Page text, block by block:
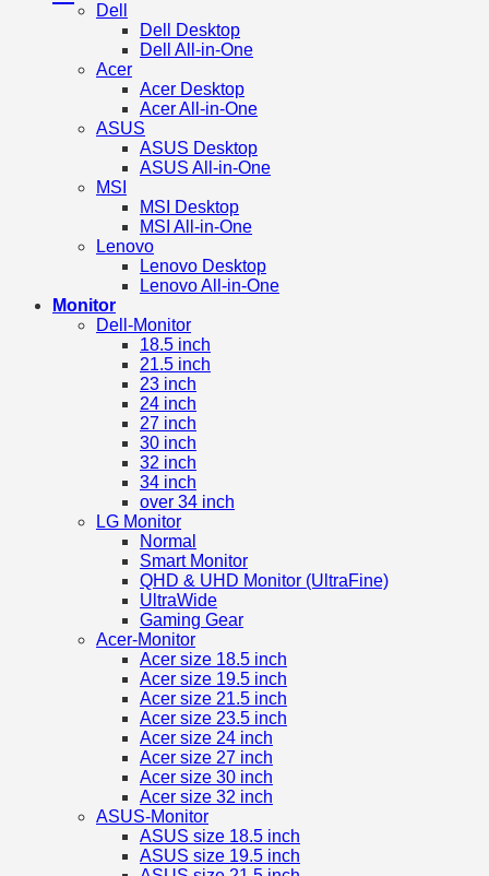
Dell
Dell Desktop
Dell All-in-One
Acer
Acer Desktop
Acer All-in-One
ASUS
ASUS Desktop
ASUS All-in-One
MSI
MSI Desktop
MSI All-in-One
Lenovo
Lenovo Desktop
Lenovo All-in-One
Monitor
Dell-Monitor
18.5 inch
21.5 inch
23 inch
24 inch
27 inch
30 inch
32 inch
34 inch
over 34 inch
LG Monitor
Normal
Smart Monitor
QHD & UHD Monitor (UltraFine)
UltraWide
Gaming Gear
Acer-Monitor
Acer size 18.5 inch
Acer size 19.5 inch
Acer size 21.5 inch
Acer size 23.5 inch
Acer size 24 inch
Acer size 27 inch
Acer size 30 inch
Acer size 32 inch
ASUS-Monitor
ASUS size 18.5 inch
ASUS size 19.5 inch